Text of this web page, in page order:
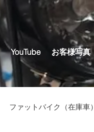
YouTube お客様写真
ファットバイク（在庫車）